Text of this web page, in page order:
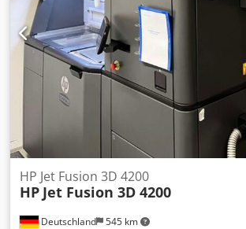
verfügbar übernommen werden. Ideal
Kennzeichnung, Produktcodierung und
Sofort verfügbar. Besichtigung nach
Deutschland 545 km
HP Jet Fusion 3D 4200
HP Jet Fusion 3D 4200